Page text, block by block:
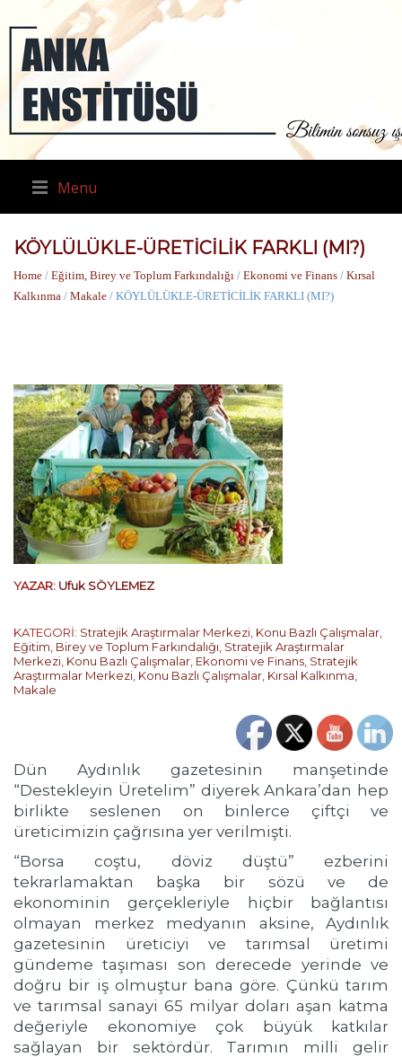
Menu
KÖYLÜLÜKLE-ÜRETİCİLİK FARKLI (MI?)
Home / Eğitim, Birey ve Toplum Farkındalığı / Ekonomi ve Finans / Kırsal
Kalkınma / Makale / KÖYLÜLÜKLE-ÜRETİCİLİK FARKLI (MI?)
YAZAR: Ufuk SÖYLEMEZ
KATEGORİ: Stratejik Araştırmalar Merkezi Konu Bazlı Çalışmalar
Eğitim, Birey ve Toplum Farkındalığı Stratejik Araştırmalar
Merkezi Konu Bazlı Çalışmalar Ekonomi ve Finans Stratejik
Araştırmalar Merkezi Konu Bazlı Çalışmalar Kırsal Kalkınma
Makale
Dün Aydınlık gazetesinin manşetinde
“Destekleyin Üretelim” diyerek Ankara’dan hep
birlikte seslenen on binlerce çiftçi ve
üreticimizin çağrısına yer verilmişti.
“Borsa coştu, döviz düştü” ezberini
tekrarlamaktan başka bir sözü ve de
ekonominin gerçekleriyle hiçbir bağlantısı
olmayan merkez medyanın aksine, Aydınlık
gazetesinin üreticiyi ve tarımsal üretimi
gündeme taşıması son derecede yerinde ve
doğru bir iş olmuştur bana göre. Çünkü tarım
ve tarımsal sanayi 65 milyar doları aşan katma
değeriyle ekonomiye çok büyük katkılar
sağlayan bir sektördür. Tarımın milli gelir